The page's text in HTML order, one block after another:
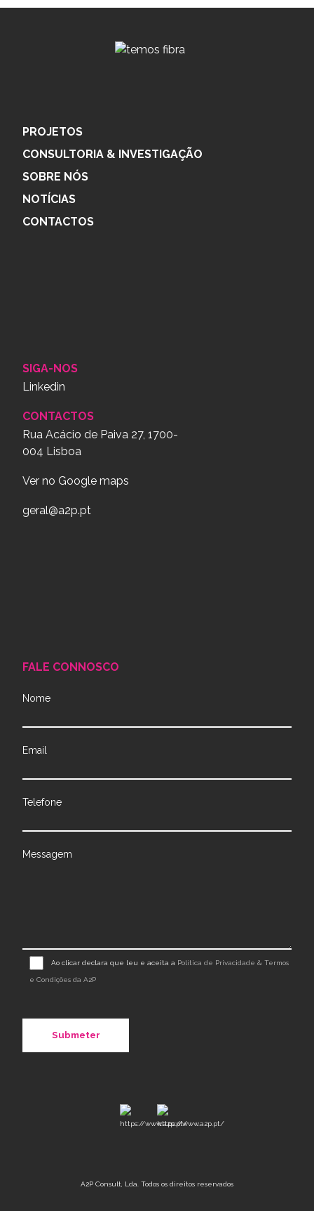
PROJETOS
CONSULTORIA & INVESTIGAÇÃO
SOBRE NÓS
NOTÍCIAS
CONTACTOS
SIGA-NOS
Linkedin
CONTACTOS
Rua Acácio de Paiva 27, 1700-
004 Lisboa
Ver no Google maps
geral@a2p.pt
FALE CONNOSCO
Nome
Email
Telefone
Messagem
Ao clicar declara que leu e aceita a Política de Privacidade & Termos
e Condições da A2P
A2P Consult, Lda. Todos os direitos reservados